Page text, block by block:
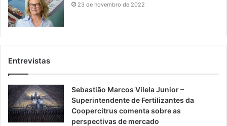
23 de novembro de 2022
Entrevistas
Sebastião Marcos Vilela Junior –
Superintendente de Fertilizantes da
Coopercitrus comenta sobre as
perspectivas de mercado